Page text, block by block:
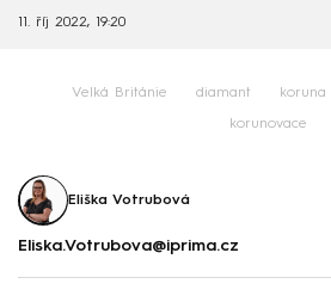
11. říj 2022, 19:20
Velká Británie diamant koruna
korunovace
Eliška Votrubová
Eliska.Votrubova@iprima.cz